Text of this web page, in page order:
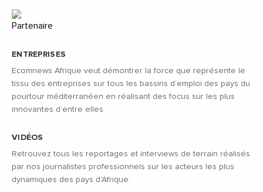
ENTREPRISES
Ecomnews Afrique veut démontrer la force que représente le
tissu des entreprises sur tous les bassins d’emploi des pays du
pourtour méditerranéen en réalisant des focus sur les plus
innovantes d’entre elles.
VIDÉOS
Retrouvez tous les reportages et interviews de terrain réalisés
par nos journalistes professionnels sur les acteurs les plus
dynamiques des pays d'Afrique.